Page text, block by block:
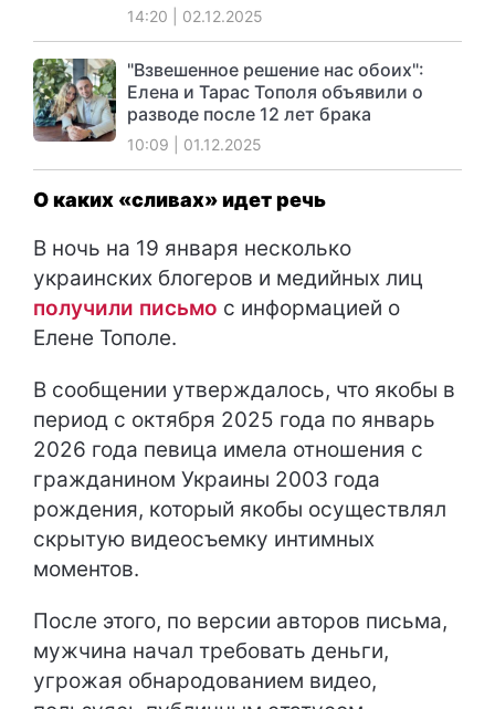
14:20 | 02.12.2025
"Взвешенное решение нас обоих":
Елена и Тарас Тополя объявили о
разводе после 12 лет брака
10:09 | 01.12.2025
О каких «сливах» идет речь
В ночь на 19 января несколько
украинских блогеров и медийных лиц
получили письмо с информацией о
Елене Тополе.
В сообщении утверждалось, что якобы в
период с октября 2025 года по январь
2026 года певица имела отношения с
гражданином Украины 2003 года
рождения, который якобы осуществлял
скрытую видеосъемку интимных
моментов.
После этого, по версии авторов письма,
мужчина начал требовать деньги,
угрожая обнародованием видео,